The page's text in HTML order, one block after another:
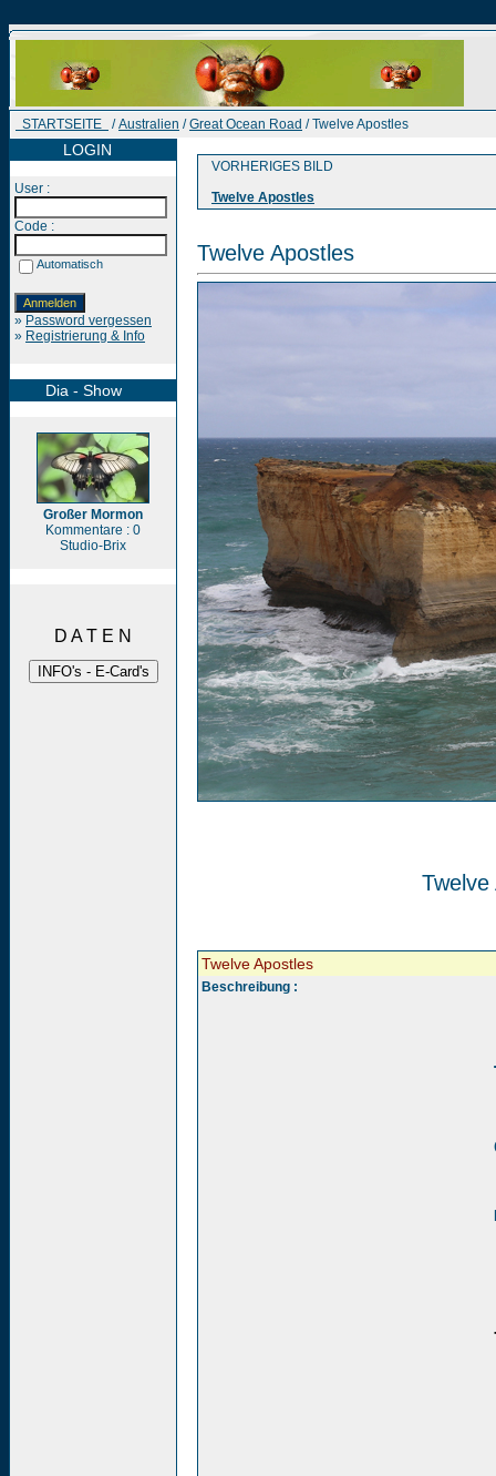
STARTSEITE /Australien /Great Ocean Road / Twelve Apostles
LOGIN
User :
Code :
Automatisch
» Password vergessen
» Registrierung & Info
Dia - Show
Großer Mormon
Kommentare : 0
Studio-Brix
D A T E N
VORHERIGES BILD
Twelve Apostles
Twelve Apostles
Twelve
Twelve Apostles
Beschreibung :